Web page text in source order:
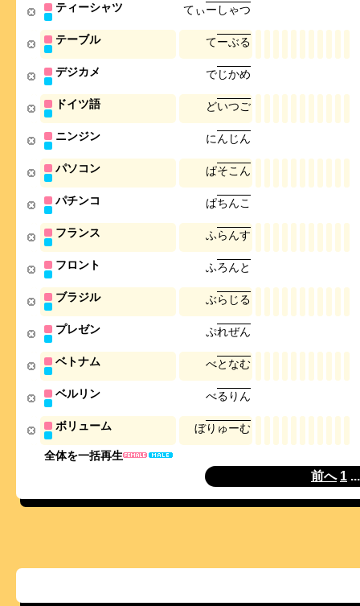
全体を一括再生
ティーシャツ てぃー し ゃつ
テーブル てーぶる
デジカメ でじかめ
ドイツ語 どいつご
ニンジン に ん じ ん
パソコン ぱそこ ん
パチンコ ぱちんこ
フランス ふら んす
フロント ふろ んと
ブラジル ぶら じる
プレゼン ぷれぜん
ベトナム べと なむ
ベルリン べる り ん
ボリューム ぼり ゅーむ
前へ 1